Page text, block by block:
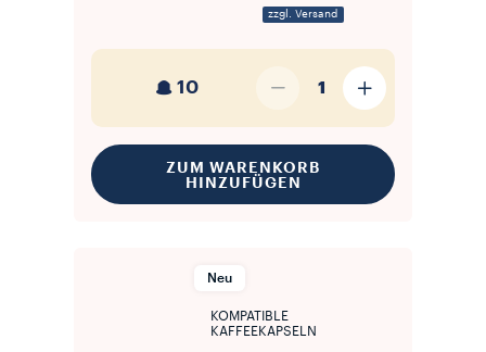
zzgl. Versand
10 1
ZUM WARENKORB
HINZUFÜGEN
Neu
KOMPATIBLE
KAFFEEKAPSELN